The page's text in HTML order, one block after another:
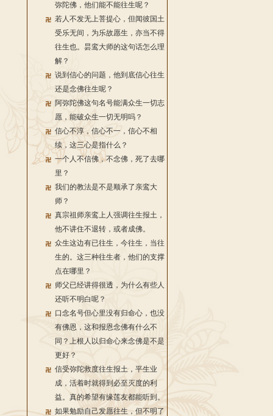
弥陀佛，他们能不能往生呢？
若人不发无上菩提心，但闻彼国土
受乐无间，为乐故愿生，亦当不得
往生也。昙鸾大师的这句话怎么理
解？
说到信心的问题，他到底信心往生
还是念佛往生呢？
阿弥陀佛这句名号能满众生一切志
愿，能破众生一切无明吗？
信心不淳，信心不一，信心不相
续，这三心是指什么？
一个人不信佛，不念佛，死了去哪
里？
我们的教法是不是顺承了亲鸾大
师？
真宗祖师亲鸾上人强调往生报土，
他不讲住不退转，或者成佛。
众生这边有已往生，今往生，当往
生的。这三种往生者，他们的支撑
点在哪里？
师父已经讲得很透，为什么有些人
还听不明白呢？
口念名号但心里没有归命心，也没
有佛恩，这和报恩念佛有什么不
同？上根人以归命心来念佛是不是
更好？
信受弥陀救度往生报土，平生业
成，活着时就得到必至灭度的利
益。真的希望有缘莲友都能听到。
如果勉励自己发愿往生，但不明了